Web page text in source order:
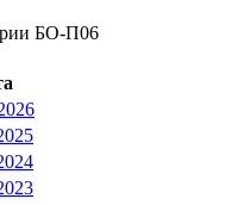
БО-П06